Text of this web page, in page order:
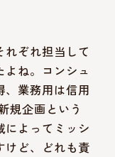
ぞれ担当して
よね。コンシュ
、業務用は信用
規企画という
によってミッシ
けど、どれも責